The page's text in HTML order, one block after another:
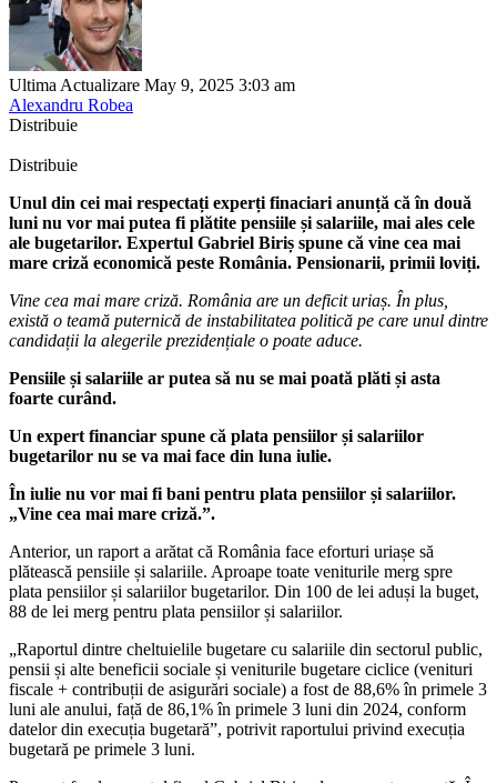
Ultima Actualizare May 9, 2025 3:03 am
Alexandru Robea
Distribuie
Distribuie
Unul din cei mai respectați experți finaciari anunță că în două
luni nu vor mai putea fi plătite pensiile și salariile, mai ales cele
ale bugetarilor. Expertul Gabriel Biriș spune că vine cea mai
mare criză economică peste România. Pensionarii, primii loviți.
Vine cea mai mare criză. România are un deficit uriaș. În plus,
există o teamă puternică de instabilitatea politică pe care unul dintre
candidații la alegerile prezidențiale o poate aduce.
Pensiile și salariile ar putea să nu se mai poată plăti și asta
foarte curând.
Un expert financiar spune că plata pensiilor și salariilor
bugetarilor nu se va mai face din luna iulie.
În iulie nu vor mai fi bani pentru plata pensiilor și salariilor.
„Vine cea mai mare criză.”.
Anterior, un raport a arătat că România face eforturi uriașe să
plătească pensiile și salariile. Aproape toate veniturile merg spre
plata pensiilor și salariilor bugetarilor. Din 100 de lei aduși la buget,
88 de lei merg pentru plata pensiilor și salariilor.
„Raportul dintre cheltuielile bugetare cu salariile din sectorul public,
pensii și alte beneficii sociale și veniturile bugetare ciclice (venituri
fiscale + contribuții de asigurări sociale) a fost de 88,6% în primele 3
luni ale anului, față de 86,1% în primele 3 luni din 2024, conform
datelor din execuția bugetară”, potrivit raportului privind execuția
bugetară pe primele 3 luni.